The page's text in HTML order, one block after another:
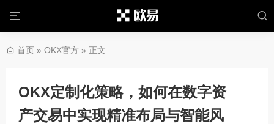
首页 » OKX官方 » 正文
OKX定制化策略，如何在数字资
产交易中实现精准布局与智能风